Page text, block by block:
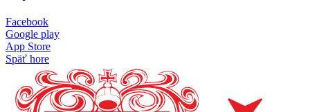
Facebook
Google play
App Store
Späť hore